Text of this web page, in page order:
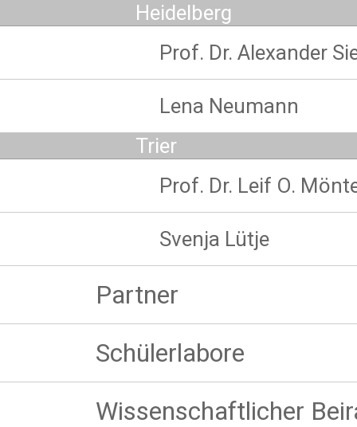
Heidelberg
Prof. Dr. Alexander
Lena Neumann
Trier
Prof. Dr. Leif O.
Svenja Lütje
Partner
Schülerlabore
Wissenschaftlicher